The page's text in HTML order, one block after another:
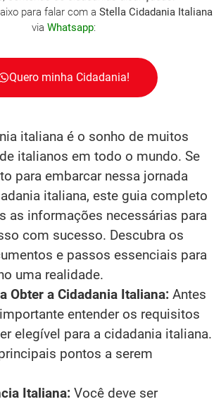
para falar com a Stella Cidadania Italiana
via Whatsapp:
Quero minha Cidadania!
italiana é o sonho de muitos
italianos em todo o mundo. Se
para embarcar nessa jornada
italiana, este guia completo
as informações necessárias para
com sucesso. Descubra os
e passos essenciais para
uma realidade.
Obter a Cidadania Italiana: Antes
entender os requisitos
elegível para a cidadania italiana.
pontos a serem
Italiana: Você deve ser